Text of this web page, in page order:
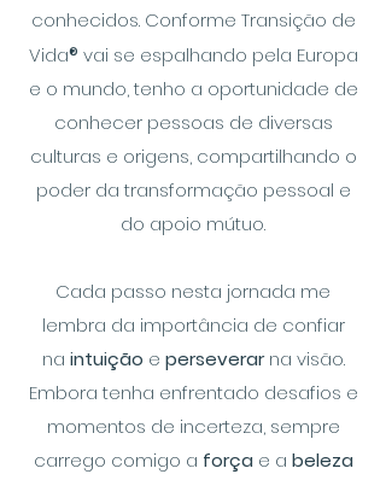
conhecidos. Conforme Transição de
Vida® vai se espalhando pela Europa
e o mundo, tenho a oportunidade de
conhecer pessoas de diversas
culturas e origens, compartilhando o
poder da transformação pessoal e
do apoio mútuo.
Cada passo nesta jornada me
lembra da importância de confiar
na intuição e perseverarna visão.
Embora tenha enfrentado desafios e
momentos de incerteza, sempre
carrego comigo a força e a beleza